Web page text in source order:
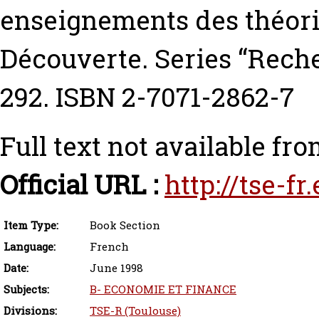
enseignements des
Découverte. Series
292. ISBN 2-7071-2862-7
Full text not available
Official URL : http://tse-
Item Type:
Book Section
Language:
French
Date:
June 1998
Subjects:
B- ECONOMIE ET FINANCE
Divisions:
TSE-R (Toulouse)